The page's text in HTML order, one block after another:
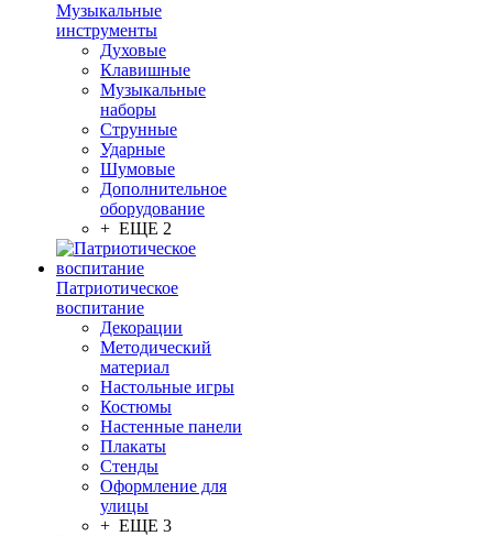
Музыкальные
инструменты
Духовые
Клавишные
Музыкальные
наборы
Струнные
Ударные
Шумовые
Дополнительное
оборудование
+ ЕЩЕ 2
Патриотическое
воспитание
Декорации
Методический
материал
Настольные игры
Костюмы
Настенные панели
Плакаты
Стенды
Оформление для
улицы
+ ЕЩЕ 3